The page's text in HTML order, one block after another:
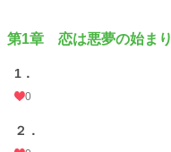
更新日時 2020.01.21 21:22
初回公開日時
初回完結日時
週間ポイント
第1章 恋は悪夢の始まり
1．
0
２．